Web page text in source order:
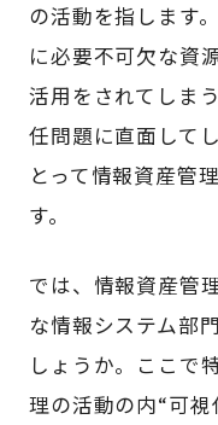
の活動を指します
に必要不可欠な資
活用をされてしま
任問題に直面して
とって情報資産管
す。
では、情報資産管
な情報システム部
しょうか。ここで
理の活動の内“可